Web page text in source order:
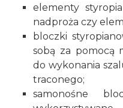
elementy
nadproża czy
bloczki
sobą za pomocą
do wykonania
traconego;
samonośne